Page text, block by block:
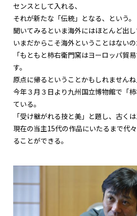
センスとして入れる、
それが新たな「伝統」となる、という。
聞いてみるといま海外にはほとんど出し
いまだからこそ海外ということはないの
「もともと柿右衛門窯はヨーロッパ貿
す。
原点に帰るということかもしれませんね
今年３月３日より九州国立博物館で「
ている。
「受け継がれる技と美」と題し、古く
現在の当主15代の作品にいたるまで代
ることができる。